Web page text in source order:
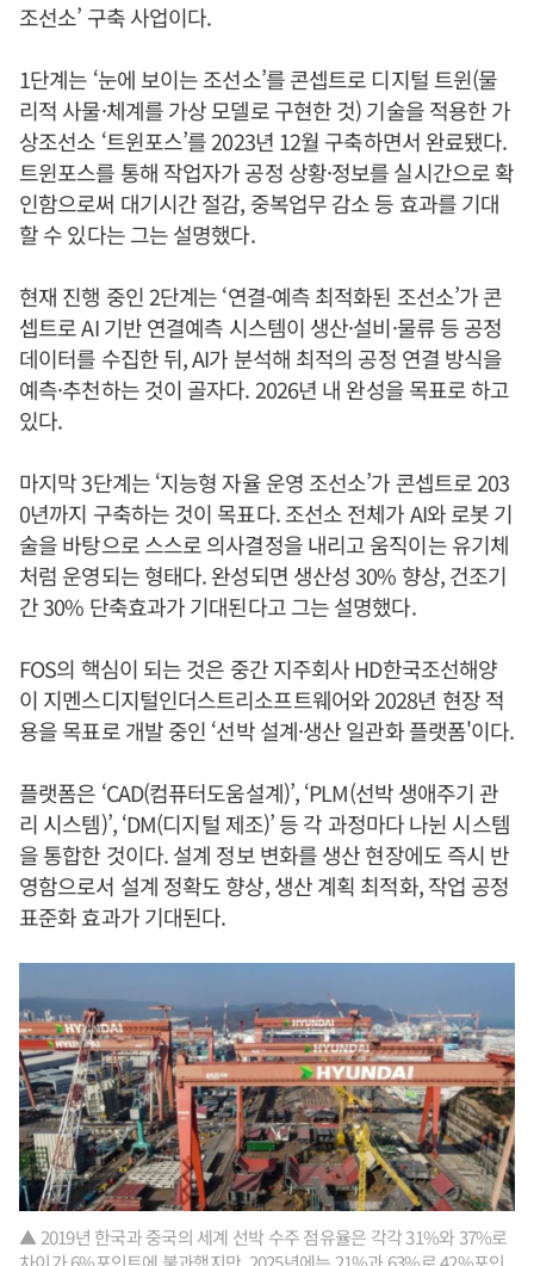
조선소’ 구축 사업이다.
1단계는 ‘눈에 보이는 조선소’를 콘셉트로 디지털 트윈(물
리적 사물·체계를 가상 모델로 구현한 것) 기술을 적용한 가
상조선소 ‘트윈포스’를 2023년 12월 구축하면서 완료됐다.
트윈포스를 통해 작업자가 공정 상황·정보를 실시간으로 확
인함으로써 대기시간 절감, 중복업무 감소 등 효과를 기대
할 수 있다는 그는 설명했다.
현재 진행 중인 2단계는 ‘연결-예측 최적화된 조선소’가 콘
셉트로 AI 기반 연결예측 시스템이 생산·설비·물류 등 공정
데이터를 수집한 뒤, AI가 분석해 최적의 공정 연결 방식을
예측·추천하는 것이 골자다. 2026년 내 완성을 목표로 하고
있다.
마지막 3단계는 ‘지능형 자율 운영 조선소’가 콘셉트로 203
0년까지 구축하는 것이 목표다. 조선소 전체가 AI와 로봇 기
술을 바탕으로 스스로 의사결정을 내리고 움직이는 유기체
처럼 운영되는 형태다. 완성되면 생산성 30% 향상, 건조기
간 30% 단축효과가 기대된다고 그는 설명했다.
FOS의 핵심이 되는 것은 중간 지주회사 HD한국조선해양
이 지멘스디지털인더스트리소프트웨어와 2028년 현장 적
용을 목표로 개발 중인 ‘선박 설계·생산 일관화 플랫폼'이다.
플랫폼은 ‘CAD(컴퓨터도움설계)’, ‘PLM(선박 생애주기 관
리 시스템)’, ‘DM(디지털 제조)’ 등 각 과정마다 나뉜 시스템
을 통합한 것이다. 설계 정보 변화를 생산 현장에도 즉시 반
영함으로서 설계 정확도 향상, 생산 계획 최적화, 작업 공정
표준화 효과가 기대된다.
▲ 2019년 한국과 중국의 세계 선박 수주 점유율은 각각 31%와 37%로